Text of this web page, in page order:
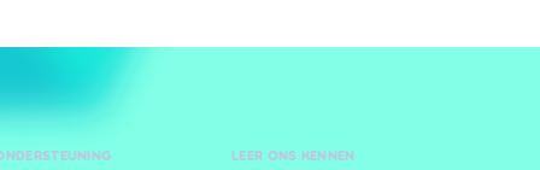
LEER ONS KENNEN